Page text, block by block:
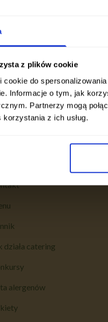
z plików cookie
do
Informacje o tym, jak
Partnerzy mogą
z ich usług.
Klienta
działa catering
alergenów